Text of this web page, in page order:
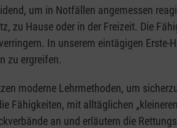
um in Notfällen angemessen
zu Hause oder in der Freizeit. Die
In unserem eintägigen Erste-
zu ergreifen.
moderne Lehrmethoden, um
Fähigkeiten, mit alltäglichen
an und erläutern die